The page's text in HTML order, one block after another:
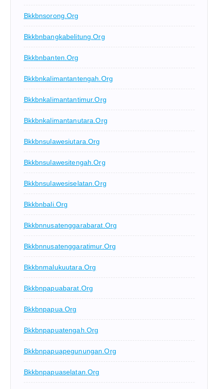
Bkkbnsorong.org
Bkkbnbangkabelitung.org
Bkkbnbanten.org
Bkkbnkalimantantengah.org
Bkkbnkalimantantimur.org
Bkkbnkalimantanutara.org
Bkkbnsulawesiutara.org
Bkkbnsulawesitengah.org
Bkkbnsulawesiselatan.org
Bkkbnbali.org
Bkkbnnusatenggarabarat.org
Bkkbnnusatenggaratimur.org
Bkkbnmalukuutara.org
Bkkbnpapuabarat.org
Bkkbnpapua.org
Bkkbnpapuatengah.org
Bkkbnpapuapegunungan.org
Bkkbnpapuaselatan.org